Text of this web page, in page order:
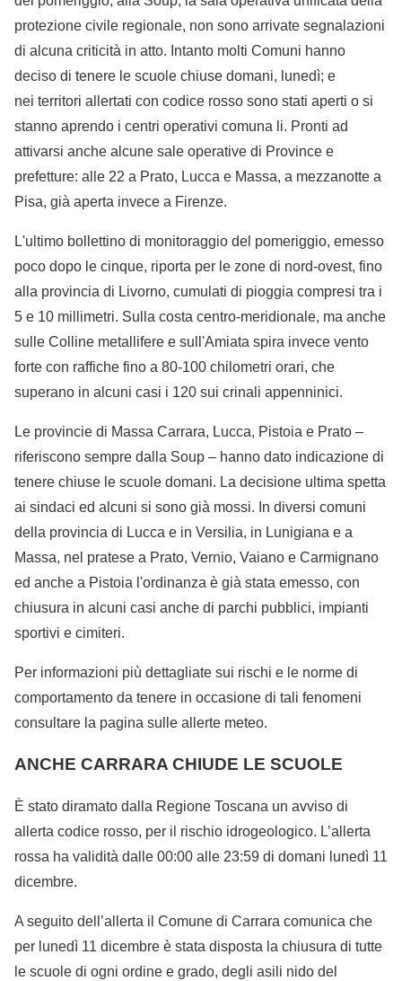
protezione civile regionale, non sono arrivate segnalazioni
di alcuna criticità in atto. Intanto molti Comuni hanno
deciso di tenere le scuole chiuse domani, lunedì; e
nei territori allertati con codice rosso sono stati aperti o si
stanno aprendo i centri operativi comuna li. Pronti ad
attivarsi anche alcune sale operative di Province e
prefetture: alle 22 a Prato, Lucca e Massa, a mezzanotte a
Pisa, già aperta invece a Firenze.
L'ultimo bollettino di monitoraggio del pomeriggio, emesso
poco dopo le cinque, riporta per le zone di nord-ovest, fino
alla provincia di Livorno, cumulati di pioggia compresi tra i
5 e 10 millimetri. Sulla costa centro-meridionale, ma anche
sulle Colline metallifere e sull'Amiata spira invece vento
forte con raffiche fino a 80-100 chilometri orari, che
superano in alcuni casi i 120 sui crinali appenninici.
Le provincie di Massa Carrara, Lucca, Pistoia e Prato –
riferiscono sempre dalla Soup – hanno dato indicazione di
tenere chiuse le scuole domani. La decisione ultima spetta
ai sindaci ed alcuni si sono già mossi. In diversi comuni
della provincia di Lucca e in Versilia, in Lunigiana e a
Massa, nel pratese a Prato, Vernio, Vaiano e Carmignano
ed anche a Pistoia l'ordinanza è già stata emesso, con
chiusura in alcuni casi anche di parchi pubblici, impianti
sportivi e cimiteri.
Per informazioni più dettagliate sui rischi e le norme di
comportamento da tenere in occasione di tali fenomeni
consultare la pagina sulle allerte meteo.
ANCHE CARRARA CHIUDE LE SCUOLE
È stato diramato dalla Regione Toscana un avviso di
allerta codice rosso, per il rischio idrogeologico. L’allerta
rossa ha validità dalle 00:00 alle 23:59 di domani lunedì 11
dicembre.
A seguito dell’allerta il Comune di Carrara comunica che
per lunedì 11 dicembre è stata disposta la chiusura di tutte
le scuole di ogni ordine e grado, degli asili nido del